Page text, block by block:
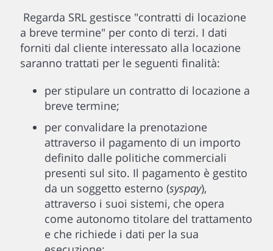
Regarda SRL gestisce "contratti di locazione
a breve termine" per conto di terzi. I dati
forniti dal cliente interessato alla locazione
saranno trattati per le seguenti finalità:
per stipulare un contratto di locazione a
breve termine;
per convalidare la prenotazione
attraverso il pagamento di un importo
definito dalle politiche commerciali
presenti sul sito. Il pagamento è gestito
da un soggetto esterno (syspay),
attraverso i suoi sistemi, che opera
come autonomo titolare del trattamento
e che richiede i dati per la sua